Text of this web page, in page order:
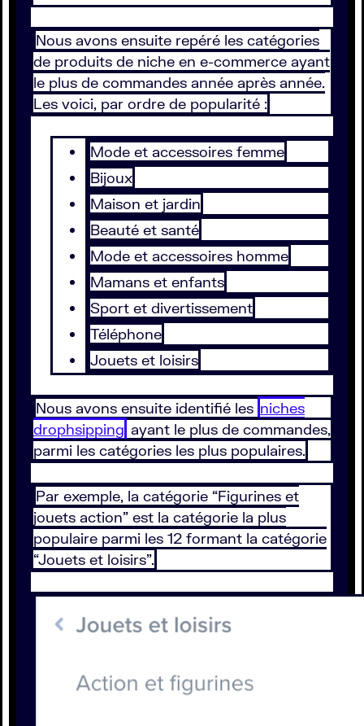
Nous avons ensuite repéré les catégories
de produits de niche en e-commerce ayant
le plus de commandes année après année.
Les voici, par ordre de popularité :
Mode et accessoires femme
Bijoux
Maison et jardin
Beauté et santé
Mode et accessoires homme
Mamans et enfants
Sport et divertissement
Téléphone
Jouets et loisirs
Nous avons ensuite identifié les niches
drophsipping ayant le plus de commandes,
parmi les catégories les plus populaires.
Par exemple, la catégorie “Figurines et
jouets action” est la catégorie la plus
populaire parmi les 12 formant la catégorie
“Jouets et loisirs”.